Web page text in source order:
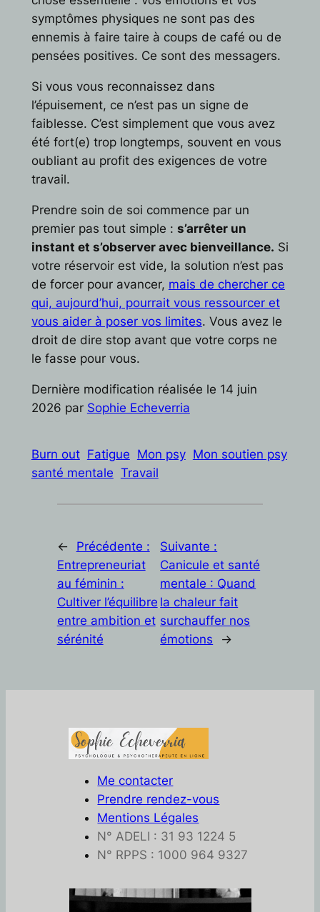
symptômes physiques ne sont pas des
ennemis à faire taire à coups de café ou de
pensées positives. Ce sont des messagers.
Si vous vous reconnaissez dans
l’épuisement, ce n’est pas un signe de
faiblesse. C’est simplement que vous avez
été fort(e) trop longtemps, souvent en vous
oubliant au profit des exigences de votre
travail.
Prendre soin de soi commence par un
premier pas tout simple : s’arrêter un
instant et s’observer avec bienveillance. Si
votre réservoir est vide, la solution n’est pas
de forcer pour avancer, mais de chercher ce
qui, aujourd’hui, pourrait vous ressourcer et
vous aider à poser vos limites. Vous avez le
droit de dire stop avant que votre corps ne
le fasse pour vous.
Dernière modification réalisée le 14 juin
2026 par Sophie Echeverria
Burn out Fatigue Mon psy Mon soutien psy
santé mentale Travail
←
Précédente :
Entrepreneuriat
au féminin :
Cultiver l’équilibre
entre ambition et
sérénité
Suivante :
Canicule et santé
mentale : Quand
la chaleur fait
surchauffer nos
émotions
→
Me contacter
Prendre rendez-vous
Mentions Légales
N° ADELI : 31 93 1224 5
N° RPPS : 1000 964 9327